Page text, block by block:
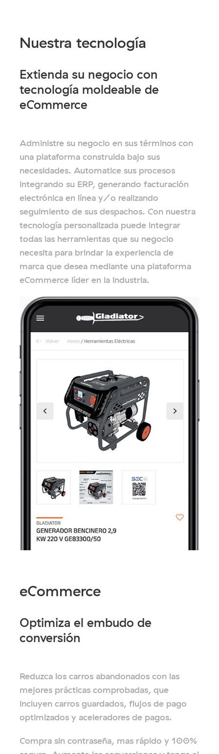
Nuestra tecnología
Extienda su negocio con
tecnología moldeable de
eCommerce
Administre su negocio en sus términos con
una plataforma construida bajo sus
necesidades. Automatice sus procesos
integrando su ERP, generando facturación
electrónica en línea y/o realizando
seguimiento de sus despachos. Con nuestra
tecnología personalizada puede integrar
todas las herramientas que su negocio
necesita para brindar la experiencia de
marca que desea mediante una plataforma
eCommerce líder en la industria.
eCommerce
Optimiza el embudo de
conversión
Reduzca los carros abandonados con las
mejores prácticas comprobadas, que
incluyen carros guardados, flujos de pago
optimizados y aceleradores de pagos.
Compra sin contraseña, mas rápido y 100%